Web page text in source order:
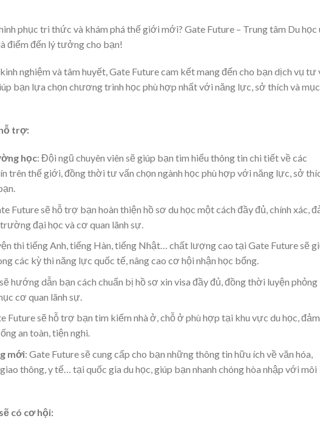
phục tri thức và khám phá thế giới mới? Gate Future – Trung tâm Du học
điểm đến lý tưởng cho bạn!
nghiệm và tâm huyết, Gate Future cam kết mang đến cho bạn dịch vụ tư
bạn lựa chọn chương trình học phù hợp nhất với năng lực, sở thích và mục
trợ:
học: Đội ngũ chuyên viên sẽ giúp bạn tìm hiểu thông tin chi tiết về các
trên thế giới, đồng thời tư vấn chọn ngành học phù hợp với năng lực, sở
Future sẽ hỗ trợ bạn hoàn thiện hồ sơ du học một cách đầy đủ, chính xác,
đại học và cơ quan lãnh sự.
thi tiếng Anh, tiếng Hàn, tiếng Nhật… chất lượng cao tại Gate Future sẽ
các kỳ thi năng lực quốc tế, nâng cao cơ hội nhận học bổng.
hướng dẫn bạn cách chuẩn bị hồ sơ xin visa đầy đủ, đồng thời luyện phỏng
cơ quan lãnh sự.
Future sẽ hỗ trợ bạn tìm kiếm nhà ở, chỗ ở phù hợp tại khu vực du học, đảm
an toàn, tiện nghi.
mới: Gate Future sẽ cung cấp cho bạn những thông tin hữu ích về văn hóa,
thông, y tế… tại quốc gia du học, giúp bạn nhanh chóng hòa nhập với môi
có cơ hội: